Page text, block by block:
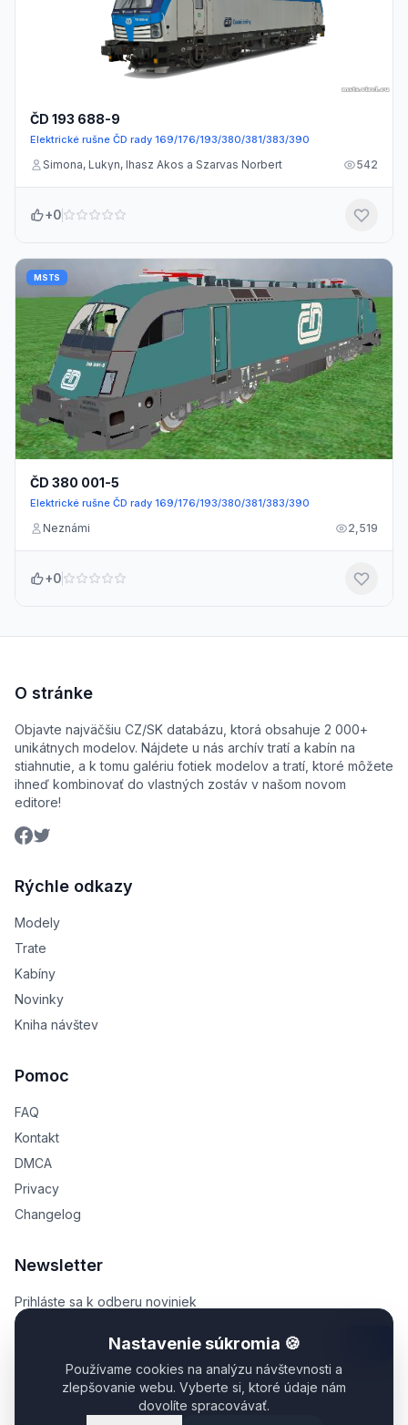
ČD 193 688-9
Elektrické rušne ČD rady 169/176/193/380/381/383/390
Simona, Lukyn, Ihasz Akos a Szarvas Norbert 542
+0
MSTS
ČD 380 001-5
Elektrické rušne ČD rady 169/176/193/380/381/383/390
Neznámi 2,519
+0
O stránke
Objavte najväčšiu CZ/SK databázu, ktorá obsahuje 2 000+
unikátnych modelov. Nájdete u nás archív tratí a kabín na
stiahnutie, a k tomu galériu fotiek modelov a tratí, ktoré môžete
ihneď kombinovať do vlastných zostáv v našom novom
editore!
Rýchle odkazy
Modely
Trate
Kabíny
Novinky
Kniha návštev
Pomoc
FAQ
Kontakt
DMCA
Privacy
Changelog
Newsletter
Prihláste sa k odberu noviniek
Nastavenie súkromia 🍪
Používame cookies na analýzu návštevnosti a
zlepšovanie webu. Vyberte si, ktoré údaje nám
dovolíte spracovávať.